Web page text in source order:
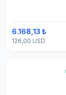
6.168,13 ₺
126,00 USD